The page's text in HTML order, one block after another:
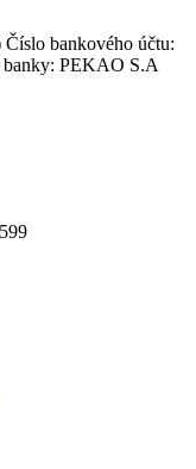
bankového účtu:
banky: PEKAO S.A